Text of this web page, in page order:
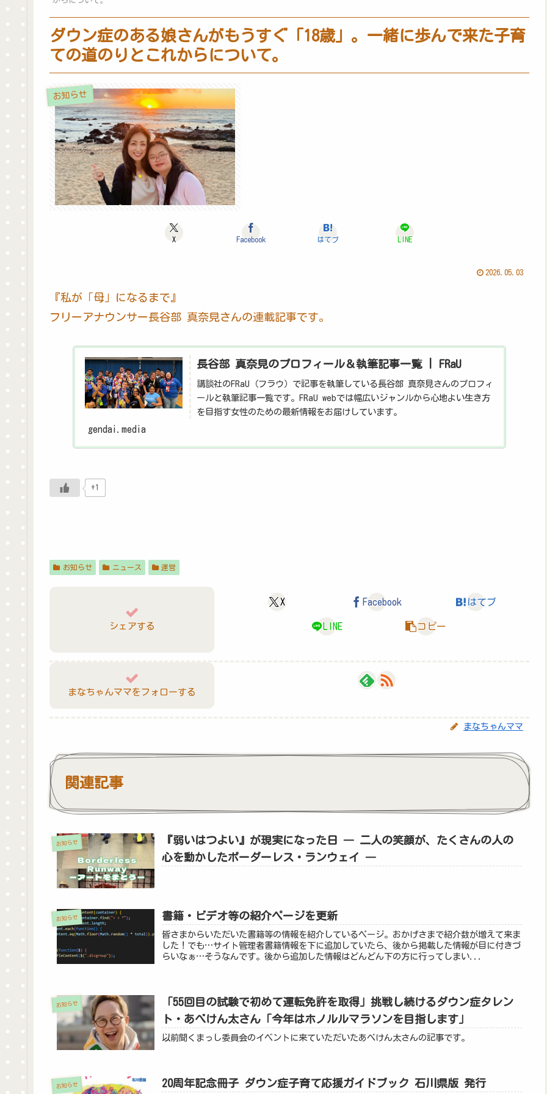
ダウン症のある娘さんがもうすぐ「18歳」。一緒に歩んで来た子育
ての道のりとこれからについて。
お知らせ
X Facebook はてブ LINE
2026.05.03
『私が「母」になるまで』
フリーアナウンサー長谷部 真奈見さんの連載記事です。
長谷部 真奈見のプロフィール＆執筆記事一覧 | FRaU
講談社のFRaU（フラウ）で記事を執筆している長谷部 真奈見さんのプロフィ
ールと執筆記事一覧です。FRaU webでは幅広いジャンルから心地よい生き方
を目指す女性のための最新情報をお届けしています。
gendai.media
+1
お知らせ ニュース 運営
シェアする
X Facebook はてブ
LINE コピー
まなちゃんママをフォローする
まなちゃんママ
関連記事
お知らせ
『弱いはつよい』が現実になった日 ― 二人の笑顔が、たくさんの人の
心を動かしたボーダーレス・ランウェイ ―
お知らせ 書籍・ビデオ等の紹介ページを更新
皆さまからいただいた書籍等の情報を紹介しているページ。おかげさまで紹介数が増えて来ま
した！でも…サイト管理者書籍情報を下に追加していたら、後から掲載した情報が目に付きづ
らいなぁ…そうなんです。後から追加した情報はどんどん下の方に行ってしまい...
お知らせ
「55回目の試験で初めて運転免許を取得」挑戦し続けるダウン症タレン
ト・あべけん太さん「今年はホノルルマラソンを目指します」
以前聞くまっし委員会のイベントに来ていただいたあべけん太さんの記事です。
お知らせ 20周年記念冊子 ダウン症子育て応援ガイドブック 石川県版 発行